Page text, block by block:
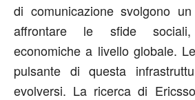
di comunicazione svolgono
affrontare le sfide
economiche a livello globale.
pulsante di questa
evolversi. La ricerca di